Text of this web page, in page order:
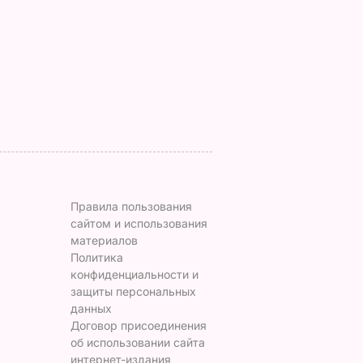
не
Правила пользования
сайтом и использования
материалов
Политика
конфиденциальности и
защиты персональных
данных
Договор присоединения
об использовании сайта
интернет-издания